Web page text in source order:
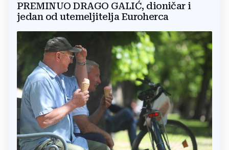
PREMINUO DRAGO GALIĆ, dioničar i
jedan od utemeljitelja Euroherca